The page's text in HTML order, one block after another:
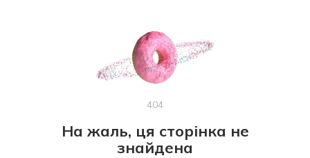
404
На жаль, ця сторінка не
знайдена